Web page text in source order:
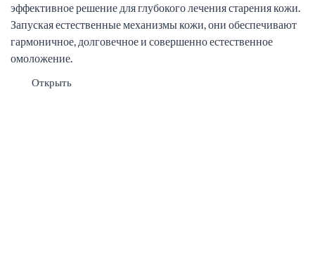
эффективное решение для глубокого лечения старения кожи.
Запуская естественные механизмы кожи, они обеспечивают
гармоничное, долговечное и совершенно естественное
омоложение.
Открыть